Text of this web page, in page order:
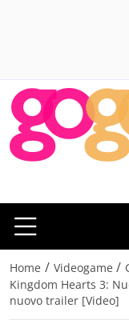
Home / Videogame /
Kingdom Hearts 3:
nuovo trailer [Video]